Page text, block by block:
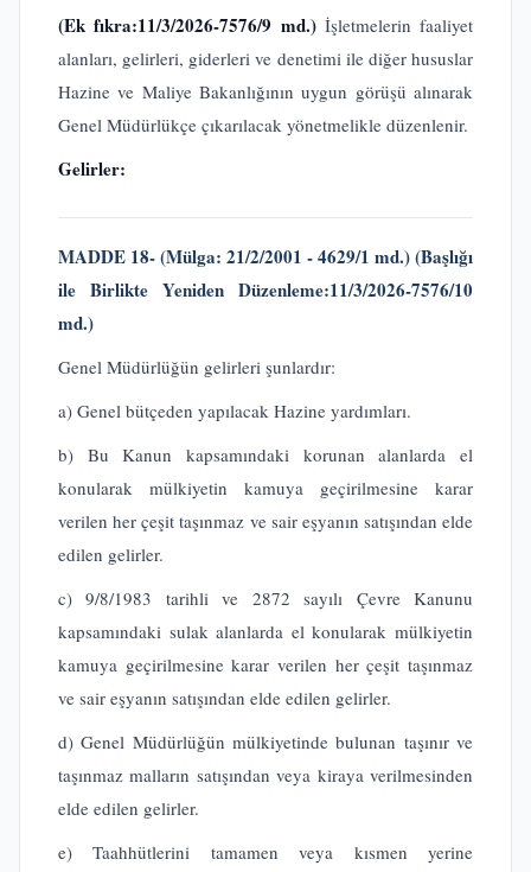
(Ek fıkra:11/3/2026-7576/9 md.)İşletmelerin faaliyet
alanları, gelirleri, giderleri ve denetimi ile diğer hususlar
Hazine ve Maliye Bakanlığının uygun görüşü alınarak
Genel Müdürlükçe çıkarılacak yönetmelikle düzenlenir.
Gelirler:
MADDE 18- (Mülga: 21/2/2001 - 4629/1 md.) (Başlığı
ile Birlikte Yeniden Düzenleme:11/3/2026-7576/10
md.)
Genel Müdürlüğün gelirleri şunlardır:
a) Genel bütçeden yapılacak Hazine yardımları.
b) Bu Kanun kapsamındaki korunan alanlarda el
konularak mülkiyetin kamuya geçirilmesine karar
verilen her çeşit taşınmaz ve sair eşyanın satışından elde
edilen gelirler.
c) 9/8/1983 tarihli ve 2872 sayılı Çevre Kanunu
kapsamındaki sulak alanlarda el konularak mülkiyetin
kamuya geçirilmesine karar verilen her çeşit taşınmaz
ve sair eşyanın satışından elde edilen gelirler.
d) Genel Müdürlüğün mülkiyetinde bulunan taşınır ve
taşınmaz malların satışından veya kiraya verilmesinden
elde edilen gelirler.
e) Taahhütlerini tamamen veya kısmen yerine